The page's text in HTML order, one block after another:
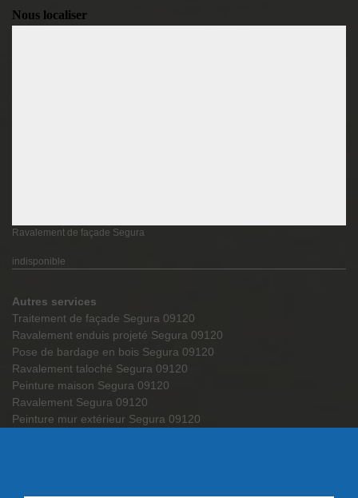
Nous localiser
Ravalement de façade Segura
indisponible
Autres services
Traitement de façade Segura 09120
Ravalement enduis projeté Segura 09120
Pose de bardage en bois Segura 09120
Ravalement taloché Segura 09120
Peinture maison Segura 09120
Ravalement Segura 09120
Peinture mur extérieur Segura 09120